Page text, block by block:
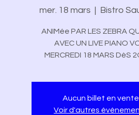
mer. 18 mars Bistro
ANIMée PAR LES ZEBRA
AVEC UN LIVE PIANO
MERCREDI 18 MARS DèS
Aucun billet en vente
Voir d'autres